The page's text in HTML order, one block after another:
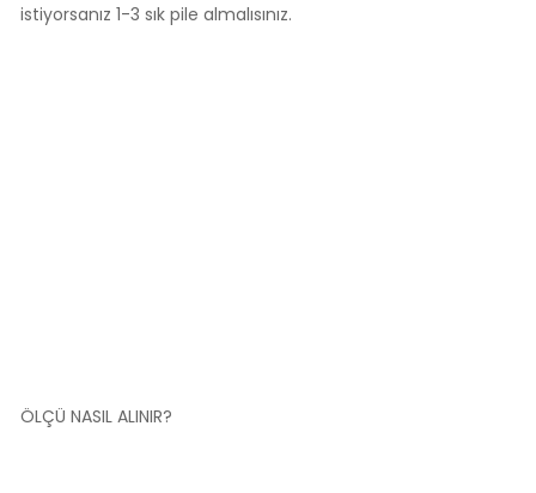
istiyorsanız 1-3 sık pile almalısınız.
ÖLÇÜ NASIL ALINIR?